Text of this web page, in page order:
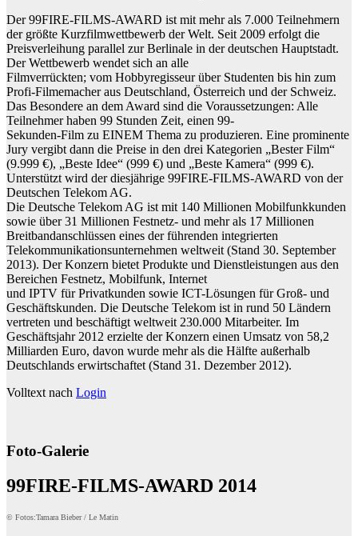
Der 99FIRE-FILMS-AWARD ist mit mehr als 7.000 Teilnehmern
der größte Kurzfilmwettbewerb der Welt. Seit 2009 erfolgt die
Preisverleihung parallel zur Berlinale in der deutschen Hauptstadt.
Der Wettbewerb wendet sich an alle
Filmverrückten; vom Hobbyregisseur über Studenten bis hin zum
Profi-Filmemacher aus Deutschland, Österreich und der Schweiz.
Das Besondere an dem Award sind die Voraussetzungen: Alle
Teilnehmer haben 99 Stunden Zeit, einen 99-
Sekunden-Film zu EINEM Thema zu produzieren. Eine prominente
Jury vergibt dann die Preise in den drei Kategorien „Bester Film“
(9.999 €), „Beste Idee“ (999 €) und „Beste Kamera“ (999 €).
Unterstützt wird der diesjährige 99FIRE-FILMS-AWARD von der
Deutschen Telekom AG.
Die Deutsche Telekom AG ist mit 140 Millionen Mobilfunkkunden
sowie über 31 Millionen Festnetz- und mehr als 17 Millionen
Breitbandanschlüssen eines der führenden integrierten
Telekommunikationsunternehmen weltweit (Stand 30. September
2013). Der Konzern bietet Produkte und Dienstleistungen aus den
Bereichen Festnetz, Mobilfunk, Internet
und IPTV für Privatkunden sowie ICT-Lösungen für Groß- und
Geschäftskunden. Die Deutsche Telekom ist in rund 50 Ländern
vertreten und beschäftigt weltweit 230.000 Mitarbeiter. Im
Geschäftsjahr 2012 erzielte der Konzern einen Umsatz von 58,2
Milliarden Euro, davon wurde mehr als die Hälfte außerhalb
Deutschlands erwirtschaftet (Stand 31. Dezember 2012).
Volltext nach Login
Foto-Galerie
99FIRE-FILMS-AWARD 2014
© Fotos:Tamara Bieber / Le Matin